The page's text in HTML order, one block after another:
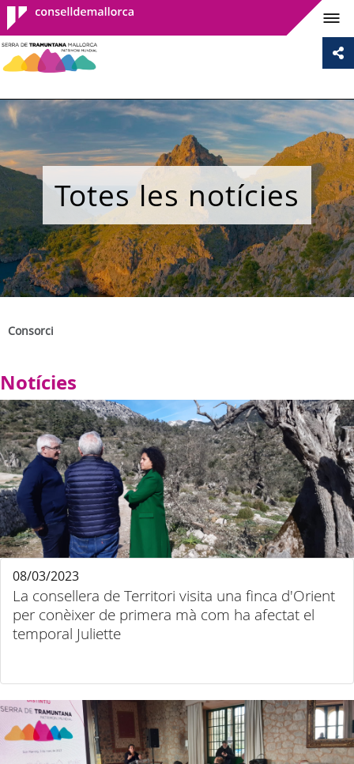
Consell de
Mallorca
Totes les notícies
Consorci
Notícies
La consellera de Territori visita una finca d'Orient
per conèixer de primera mà com ha afectat el
temporal Juliette
08/03/2023